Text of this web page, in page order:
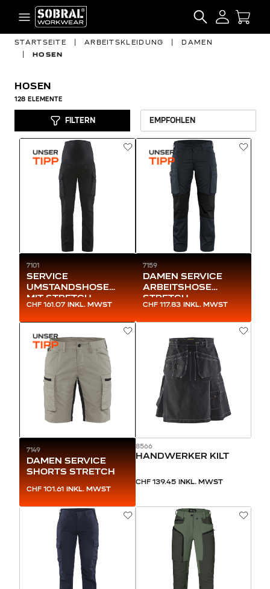
Zum Inhalt springen
SEARCH
STARTSEITE ARBEITSKLEIDUNG
DAMEN
HOSEN
HOSEN
128 ELEMENTE
FILTERN
7101
SERVICE
UMSTANDSHOSE
MIT STRETCH
CHF 161.07 INKL. MWST
7159
DAMEN SERVICE
ARBEITSHOSE
STRETCH
CHF 117.83 INKL. MWST
7149
DAMEN SERVICE
SHORTS STRETCH
CHF 101.61 INKL. MWST
8566
HANDWERKER KILT
CHF 139.45 INKL. MWST